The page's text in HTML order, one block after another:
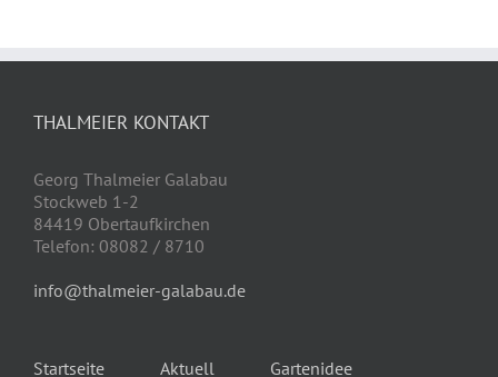
THALMEIER KONTAKT
Georg Thalmeier Galabau
Stockweb 1-2
84419 Obertaufkirchen
Telefon: 08082 / 8710
info@thalmeier-galabau.de
Startseite Aktuell Gartenidee